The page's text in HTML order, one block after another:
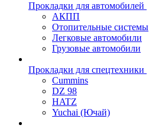
Прокладки для автомобилей
АКПП
Отопительные системы
Легковые автомобили
Грузовые автомобили
Прокладки для спецтехники
Cummins
DZ 98
HATZ
Yuchai (Ючай)